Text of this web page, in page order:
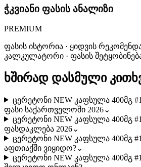
ჭკვიანი ფასის ანალიზი
PREMIUM
ფასის ისტორია · ყიდვის
კალკულატორი · ფასის
ხშირად დასმული
ცერეტონი NEW კაფსულა 400მგ
ფასი საქართველოში 2026⌄
ცერეტონი NEW კაფსულა 400მგ
ფასდაკლება 2026⌄
ცერეტონი NEW კაფსულა 400მგ
აფთიაქში ვიყიდო?⌄
ცერეტონი NEW კაფსულა 400მგ